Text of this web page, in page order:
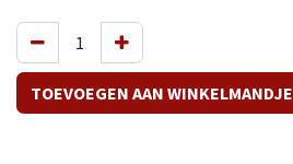
TOEVOEGEN AAN WINKELMANDJE